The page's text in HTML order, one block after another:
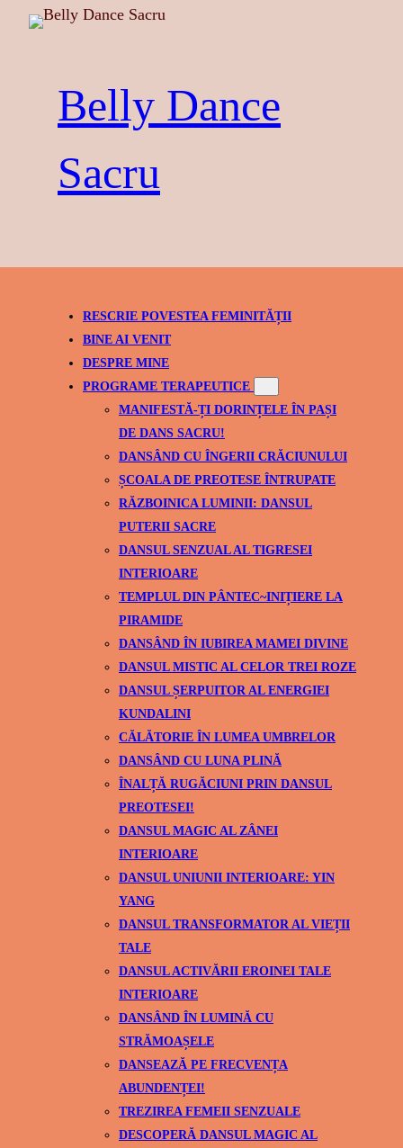
Belly Dance
Sacru
RESCRIE POVESTEA FEMINITĂȚII
BINE AI VENIT
DESPRE MINE
PROGRAME TERAPEUTICE
MANIFESTĂ-ȚI DORINȚELE ÎN PAȘI
DE DANS SACRU!
DANSÂND CU ÎNGERII CRĂCIUNULUI
ȘCOALA DE PREOTESE ÎNTRUPATE
RĂZBOINICA LUMINII: DANSUL
PUTERII SACRE
DANSUL SENZUAL AL TIGRESEI
INTERIOARE
TEMPLUL DIN PÂNTEC~INIȚIERE LA
PIRAMIDE
DANSÂND ÎN IUBIREA MAMEI DIVINE
DANSUL MISTIC AL CELOR TREI ROZE
DANSUL ȘERPUITOR AL ENERGIEI
KUNDALINI
CĂLĂTORIE ÎN LUMEA UMBRELOR
DANSÂND CU LUNA PLINĂ
ÎNALȚĂ RUGĂCIUNI PRIN DANSUL
PREOTESEI!
DANSUL MAGIC AL ZÂNEI
INTERIOARE
DANSUL UNIUNII INTERIOARE: YIN
YANG
DANSUL TRANSFORMATOR AL VIEȚII
TALE
DANSUL ACTIVĂRII EROINEI TALE
INTERIOARE
DANSÂND ÎN LUMINĂ CU
STRĂMOAȘELE
DANSEAZĂ PE FRECVENȚA
ABUNDENȚEI!
TREZIREA FEMEII SENZUALE
DESCOPERĂ DANSUL MAGIC AL